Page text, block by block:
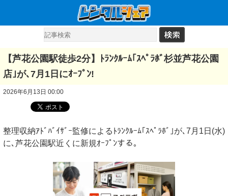
【芦花公園駅徒歩2分】ﾄﾗﾝｸﾙｰﾑ｢ｽﾍﾟﾗﾎﾞ杉並芦花公園
店｣が､7月1日にｵｰﾌﾟﾝ!
2026年6月13日 00:00
整理収納ｱﾄﾞﾊﾞｲｻﾞｰ監修によるﾄﾗﾝｸﾙｰﾑ｢ｽﾍﾟﾗﾎﾞ｣が､7月1日(水)
に､芦花公園駅近くに新規ｵｰﾌﾟﾝする｡